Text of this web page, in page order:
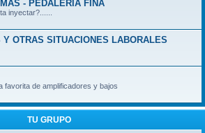
- PEDALERIA FINA
inyectar?......
Y OTRAS SITUACIONES LABORALES
favorita de amplificadores y bajos
TU GRUPO